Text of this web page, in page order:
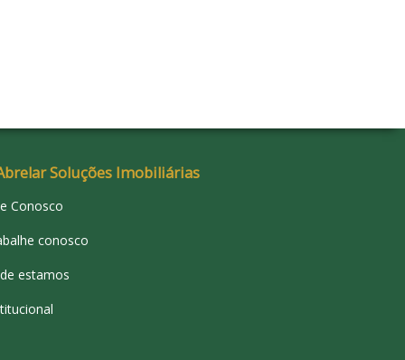
Soluções Imobiliárias
Conosco
conosco
estamos